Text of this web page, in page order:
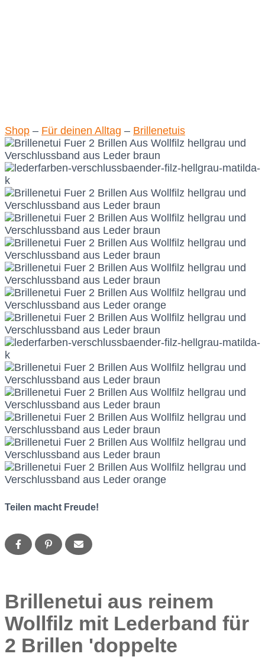
Shop – Für deinen Alltag – Brillenetuis
Teilen macht Freude!
Brillenetui aus reinem
Wollfilz mit Lederband für
2 Brillen 'doppelte